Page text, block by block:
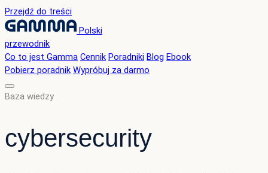
Przejdź do treści
Polski
przewodnik
Co to jest Gamma Cennik Poradniki Blog Ebook
Pobierz poradnik Wypróbuj za darmo
Baza wiedzy
cybersecurity